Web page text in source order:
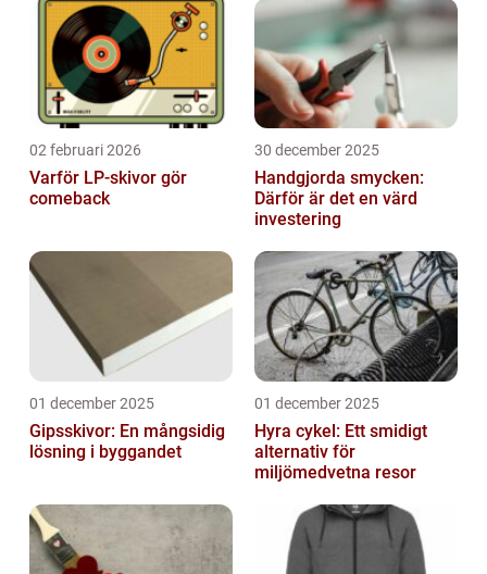
02 februari 2026
Varför LP-skivor gör
comeback
30 december 2025
Handgjorda smycken:
Därför är det en värd
investering
01 december 2025
Gipsskivor: En mångsidig
lösning i byggandet
01 december 2025
Hyra cykel: Ett smidigt
alternativ för
miljömedvetna resor